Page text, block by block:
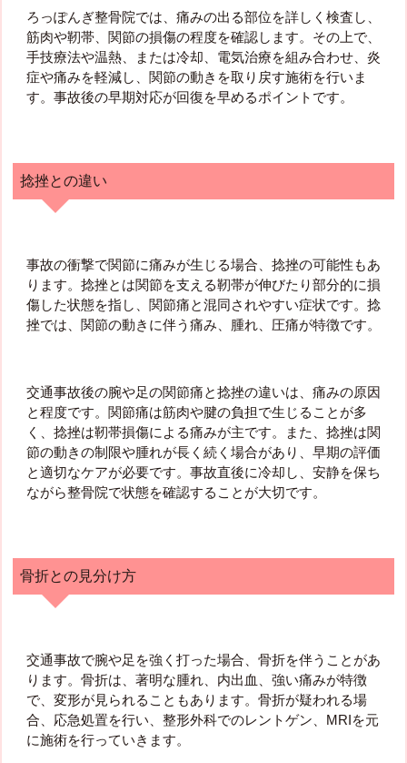
ろっぽんぎ整骨院では、痛みの出る部位を詳しく検査し、
筋肉や靭帯、関節の損傷の程度を確認します。その上で、
手技療法や温熱、または冷却、電気治療を組み合わせ、炎
症や痛みを軽減し、関節の動きを取り戻す施術を行いま
す。事故後の早期対応が回復を早めるポイントです。
捻挫との違い
事故の衝撃で関節に痛みが生じる場合、捻挫の可能性もあ
ります。捻挫とは関節を支える靭帯が伸びたり部分的に損
傷した状態を指し、関節痛と混同されやすい症状です。捻
挫では、関節の動きに伴う痛み、腫れ、圧痛が特徴です。
交通事故後の腕や足の関節痛と捻挫の違いは、痛みの原因
と程度です。関節痛は筋肉や腱の負担で生じることが多
く、捻挫は靭帯損傷による痛みが主です。また、捻挫は関
節の動きの制限や腫れが長く続く場合があり、早期の評価
と適切なケアが必要です。事故直後に冷却し、安静を保ち
ながら整骨院で状態を確認することが大切です。
骨折との見分け方
交通事故で腕や足を強く打った場合、骨折を伴うことがあ
ります。骨折は、著明な腫れ、内出血、強い痛みが特徴
で、変形が見られることもあります。骨折が疑われる場
合、応急処置を行い、整形外科でのレントゲン、MRIを元
に施術を行っていきます。